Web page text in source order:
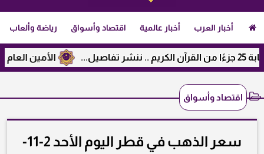
أخبار العرب أخبار عالمية اقتصاد وأسواق رياضة وألعاب
الأمين العام لرابطة
اقتصاد وأسواق
سعر الذهب في قطر اليوم الأحد 2-11-